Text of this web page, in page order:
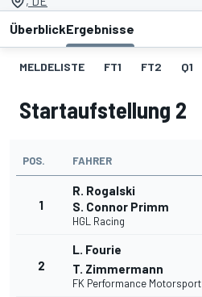
ÜberblickErgebnisse
MELDELISTE FT1 FT2 Q1
Startaufstellung 2
POS. FAHRER
1
R. Rogalski
S. Connor Primm
HGL Racing
2
L. Fourie
T. Zimmermann
FK Performance Motorsport